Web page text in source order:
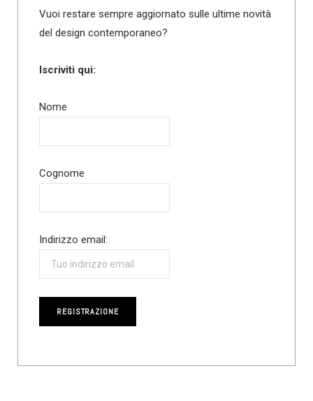
Vuoi restare sempre aggiornato sulle ultime novità
del design contemporaneo?
Iscriviti qui:
Nome
Cognome
Indirizzo email: